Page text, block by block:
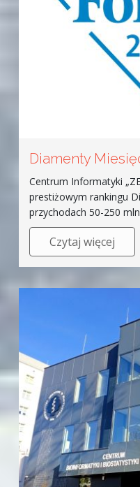
Diamenty
Centrum Informatyki
prestiżowym rankingu
przychodach 50-250
Czytaj więcej